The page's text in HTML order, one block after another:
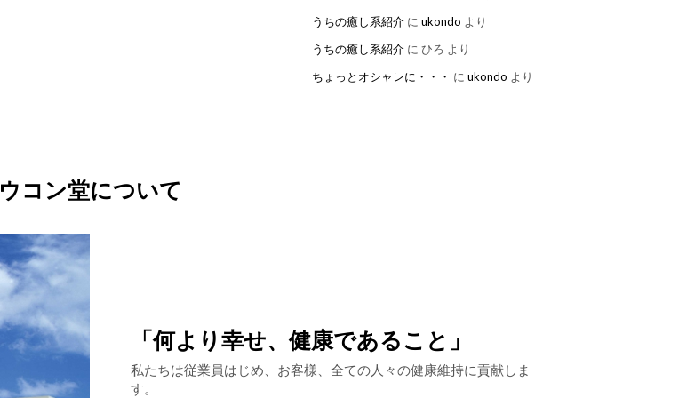
うちの癒し系紹介 に ukondo より
うちの癒し系紹介 に ひろ より
ちょっとオシャレに・・・ に ukondo より
ウコン堂について
「何より幸せ、健康であること」
私たちは従業員はじめ、お客様、全ての人々の健康維持に貢献しま
す。